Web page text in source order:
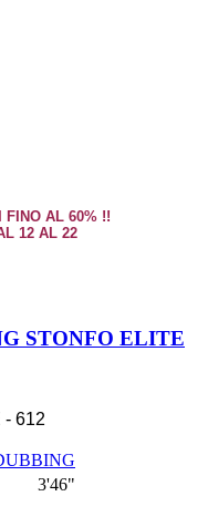
FINO AL 60% !!
12 AL 22
STONFO ELITE
612
3'46"